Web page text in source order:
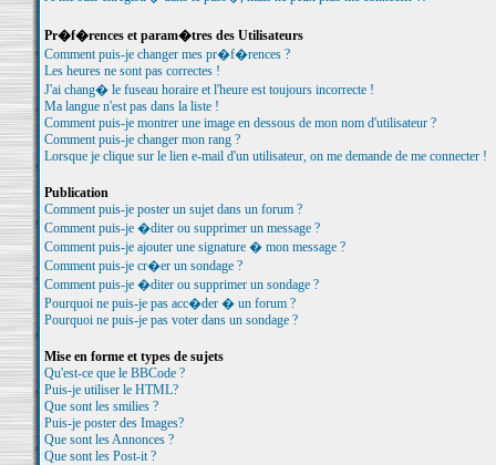
Pr�f�rences et param�tres des Utilisateurs
Comment puis-je changer mes pr�f�rences ?
Les heures ne sont pas correctes !
J'ai chang� le fuseau horaire et l'heure est toujours incorrecte !
Ma langue n'est pas dans la liste !
Comment puis-je montrer une image en dessous de mon nom d'utilisateur ?
Comment puis-je changer mon rang ?
Lorsque je clique sur le lien e-mail d'un utilisateur, on me demande de me connecter !
Publication
Comment puis-je poster un sujet dans un forum ?
Comment puis-je �diter ou supprimer un message ?
Comment puis-je ajouter une signature � mon message ?
Comment puis-je cr�er un sondage ?
Comment puis-je �diter ou supprimer un sondage ?
Pourquoi ne puis-je pas acc�der � un forum ?
Pourquoi ne puis-je pas voter dans un sondage ?
Mise en forme et types de sujets
Qu'est-ce que le BBCode ?
Puis-je utiliser le HTML?
Que sont les smilies ?
Puis-je poster des Images?
Que sont les Annonces ?
Que sont les Post-it ?